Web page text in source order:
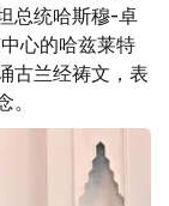
总统哈斯穆-卓
心的哈兹莱特
古兰经祷文，表